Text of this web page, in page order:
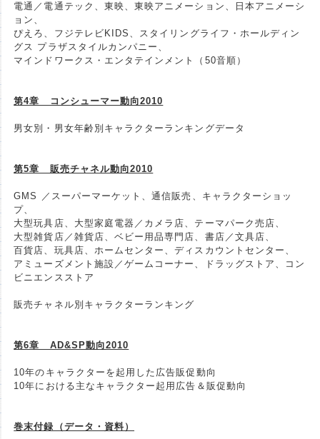
電通／電通テック、東映、東映アニメーション、日本アニメーシ
ョン、
ぴえろ、フジテレビKIDS、スタイリングライフ・ホールディン
グス プラザスタイルカンパニー、
マインドワークス・エンタテインメント（50音順）
第4章 コンシューマー動向2010
男女別・男女年齢別キャラクターランキングデータ
第5章 販売チャネル動向2010
GMS ／スーパーマーケット、通信販売、キャラクターショッ
プ、
大型玩具店、大型家庭電器／カメラ店、テーマパーク売店、
大型雑貨店／雑貨店、ベビー用品専門店、書店／文具店、
百貨店、玩具店、ホームセンター、ディスカウントセンター、
アミューズメント施設／ゲームコーナー、ドラッグストア、コン
ビニエンスストア
販売チャネル別キャラクターランキング
第6章 AD&SP動向2010
10年のキャラクターを起用した広告販促動向
10年における主なキャラクター起用広告＆販促動向
巻末付録（データ・資料）